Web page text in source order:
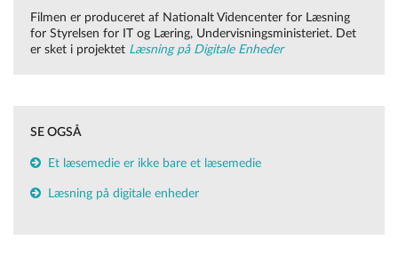
Filmen er produceret af Nationalt Videncenter for Læsning
for Styrelsen for IT og Læring, Undervisningsministeriet. Det
er sket i projektet Læsning på Digitale Enheder
SE OGSÅ
Et læsemedie er ikke bare et læsemedie
Læsning på digitale enheder